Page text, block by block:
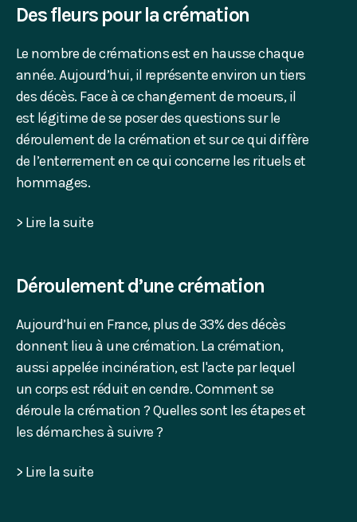
Des fleurs pour la crémation
Le nombre de crémations est en hausse chaque
année. Aujourd’hui, il représente environ un tiers
des décès. Face à ce changement de moeurs, il
est légitime de se poser des questions sur le
déroulement de la crémation et sur ce qui diffère
de l’enterrement en ce qui concerne les rituels et
hommages.
> Lire la suite
Déroulement d’une crémation
Aujourd’hui en France, plus de 33% des décès
donnent lieu à une crémation. La crémation,
aussi appelée incinération, est l'acte par lequel
un corps est réduit en cendre. Comment se
déroule la crémation ? Quelles sont les étapes et
les démarches à suivre ?
> Lire la suite